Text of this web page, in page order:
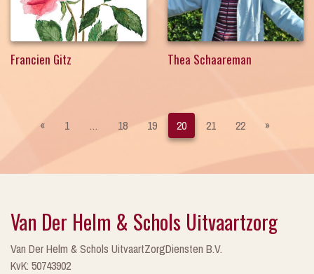
Francien Gitz Thea Schaareman
« 1 … 18 19 20 21 22 »
Van Der Helm & Schols Uitvaartzorg
Van Der Helm & Schols UitvaartZorgDiensten B.V.
KvK: 50743902